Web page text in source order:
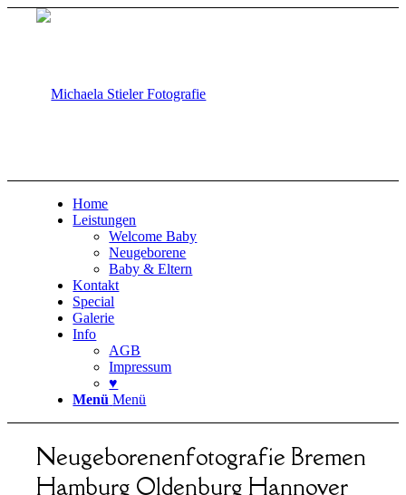
Home
Leistungen
Welcome Baby
Neugeborene
Baby & Eltern
Kontakt
Special
Galerie
Info
AGB
Impressum
♥
Menü Menü
Neugeborenenfotografie Bremen
Hamburg Oldenburg Hannover